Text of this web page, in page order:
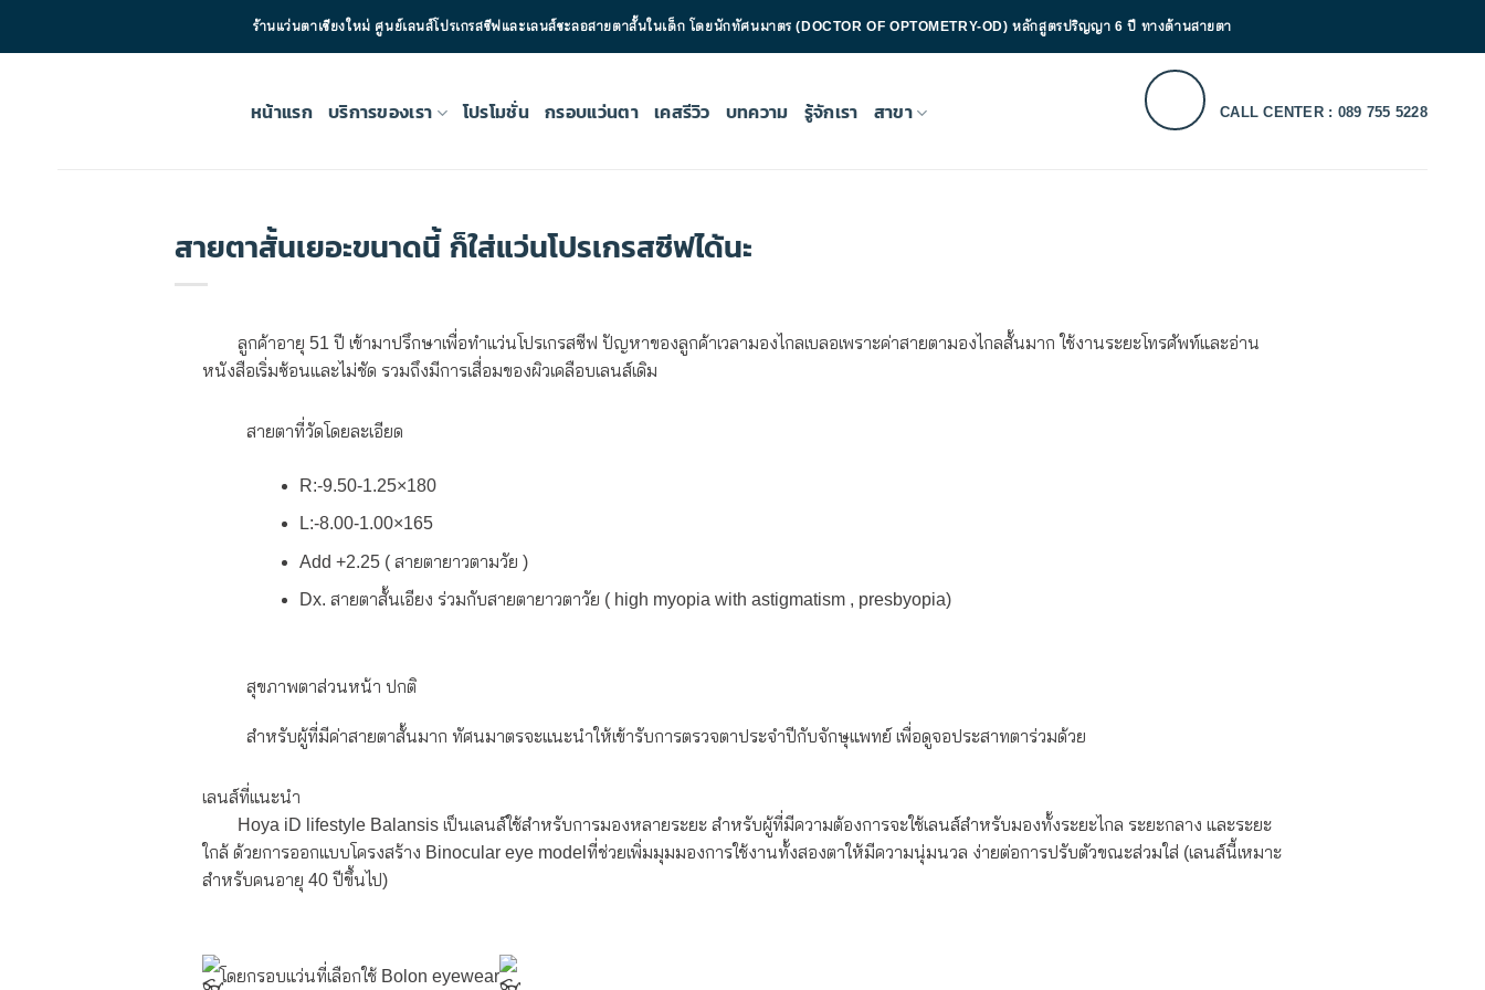
ร้านแว่นตาเชียงใหม่ ศูนย์เลนส์โปรเกรสซีฟและเลนส์ชะลอสายตาสั้นในเด็ก โดยนักทัศนมาตร (DOCTOR OF OPTOMETRY-OD) หลักสูตรปริญญา 6 ปี ทางด้านสายตา
หน้าแรก บริการของเรา โปรโมชั่น กรอบแว่นตา เคสรีวิว บทความ รู้จักเรา สาขา CALL CENTER : 089 755 5228
สายตาสั้นเยอะขนาดนี้ ก็ใส่แว่นโปรเกรสซีฟได้นะ
ลูกค้าอายุ 51 ปี เข้ามาปรึกษาเพื่อทำแว่นโปรเกรสซีฟ ปัญหาของลูกค้าเวลามองไกลเบลอเพราะค่าสายตามองไกลสั้นมาก ใช้งานระยะโทรศัพท์และอ่าน
หนังสือเริ่มซ้อนและไม่ชัด รวมถึงมีการเสื่อมของผิวเคลือบเลนส์เดิม
สายตาที่วัดโดยละเอียด
R:-9.50-1.25×180
L:-8.00-1.00×165
Add +2.25 ( สายตายาวตามวัย )
Dx. สายตาสั้นเอียง ร่วมกับสายตายาวตาวัย ( high myopia with astigmatism , presbyopia)
สุขภาพตาส่วนหน้า ปกติ
สำหรับผู้ที่มีค่าสายตาสั้นมาก ทัศนมาตรจะแนะนำให้เข้ารับการตรวจตาประจำปีกับจักษุแพทย์ เพื่อดูจอประสาทตาร่วมด้วย
เลนส์ที่แนะนำ
Hoya iD lifestyle Balansis เป็นเลนส์ใช้สำหรับการมองหลายระยะ สำหรับผู้ที่มีความต้องการจะใช้เลนส์สำหรับมองทั้งระยะไกล ระยะกลาง และระยะ
ใกล้ ด้วยการออกแบบโครงสร้าง Binocular eye modelที่ช่วยเพิ่มมุมมองการใช้งานทั้งสองตาให้มีความนุ่มนวล ง่ายต่อการปรับตัวขณะส่วมใส่ (เลนส์นี้เหมาะ
สำหรับคนอายุ 40 ปีขึ้นไป)
โดยกรอบแว่นที่เลือกใช้ Bolon eyewear